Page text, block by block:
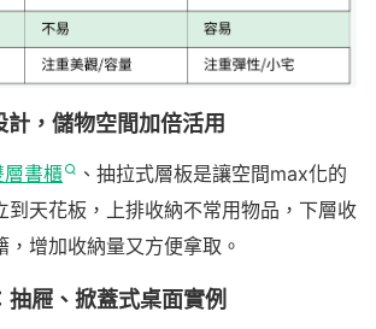
計，儲物空間加倍活用
層書櫃
、抽拉式層板是讓空間max化的
到天花板，上排收納不常用物品，下層收
，增加收納量又方便拿取。
抽屜、掀蓋式桌面實例